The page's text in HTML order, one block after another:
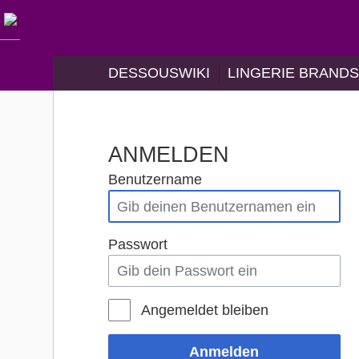
DESSOUSWIKI LINGERIE BRANDS
ANMELDEN
Benutzername
Passwort
Angemeldet bleiben
Anmelden